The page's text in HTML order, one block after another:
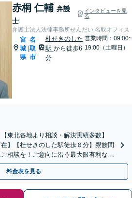
赤桐 仁輔 弁護
士
インタビューを見
る
弁護士法人法律事務所せんだい 名取オフィス
宮
城
県
名
取
市
杜せきのした
駅 から徒歩6
分
営業時間：09:00~
19:00（土曜日）
東北各地より相談・解決実績多数】
】【杜せきのした駅徒歩６分】親族間
相談を！ご意向に沿う最大限有利な解
【駐車場完備】【完全個室】
料金表を見る